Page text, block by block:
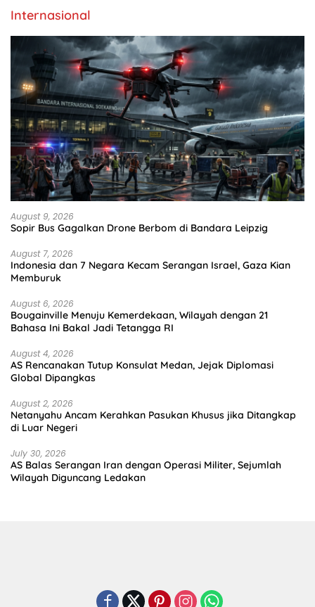
Internasional
August 9, 2026
Sopir Bus Gagalkan Drone Berbom di Bandara Leipzig
August 7, 2026
Indonesia dan 7 Negara Kecam Serangan Israel, Gaza Kian
Memburuk
August 6, 2026
Bougainville Menuju Kemerdekaan, Wilayah dengan 21
Bahasa Ini Bakal Jadi Tetangga RI
August 4, 2026
AS Rencanakan Tutup Konsulat Medan, Jejak Diplomasi
Global Dipangkas
August 2, 2026
Netanyahu Ancam Kerahkan Pasukan Khusus jika Ditangkap
di Luar Negeri
July 30, 2026
AS Balas Serangan Iran dengan Operasi Militer, Sejumlah
Wilayah Diguncang Ledakan